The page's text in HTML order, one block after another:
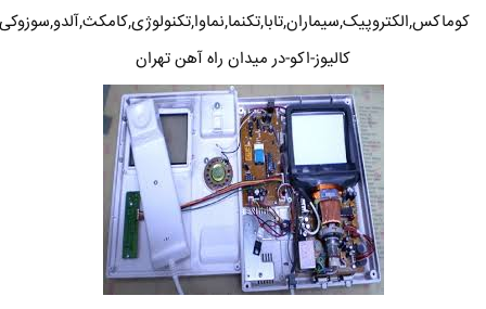
کوماکس,الکتروپیک,سیماران,تابا,تکنما,نماوا,تکنولوژی,کامکث,آلدو,سوزوکی
کالیوز-اکو-در میدان راه آهن تهران